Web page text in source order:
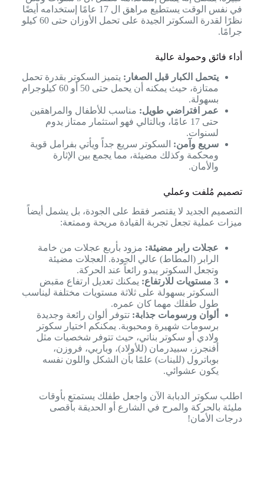
في نفس الوقت يستطيع مراهق ال 17 عامًا إستخدامه أيضًا
نظرًا لقدرة السكوتر الجيدة على تحمل الأوزان حتى 60 كيلو
جرامًا.
أداء فائق وحمولة عالية
يتحمل الكبار قبل الصغار: يتميز السكوتر بقدرة تحمل
ممتازة، حيث يمكنه أن يحمل حتى 50 أو 60 كيلوجرام
بسهولة.
عمر افتراضي طويل: مناسب للأطفال والمراهقين
حتى 17 عامًا، وبالتالي فهو استثمار ممتاز يدوم
لسنوات.
سريع وآمن: السكوتر سريع جداً ويأتي بفرامل قوية
ومحكمة وكذلك مضيئة، مما يجمع بين الإثارة
والأمان.
تصميم مُلفت وعملي
التصميم الجديد لا يقتصر فقط على الجودة، بل يشمل أيضاً
ميزات عملية تجعل تجربة القيادة مريحة وممتعة:
عجلات رابر مضيئة: مزود بأربع عجلات من خامة
الرابر (المطاط) عالي الجودة. العجلات مضيئة
وتجعل السكوتر يبدو رائعاً عند الحركة.
3 مستويات للارتفاع:
يمكنك تعديل ارتفاع مقبض
السكوتر بسهولة على ثلاثة مستويات مختلفة ليناسب
طول طفلك مهما كان عمره.
ألوان ورسومات جذابة: تتوفر ألوان رائعة وجديدة
برسومات شهيرة ومحبوبة. يمكنكم اختيار سكوتر
ولادي أو سكوتر بناتي، حيث تتوفر شخصيات مثل
أفنجرز، سبيدرمان (للأولاد)، وباربي، فروزن،
بوباترول (للبنات) علمًا بأن الشكل واللون نفسه
يكون عشوائي.
اطلب سكوتر الدبابة الآن واجعل طفلك يستمتع بأوقات
مليئة بالحركة والمرح في الشارع أو الحديقة بأقصى
درجات الأمان!